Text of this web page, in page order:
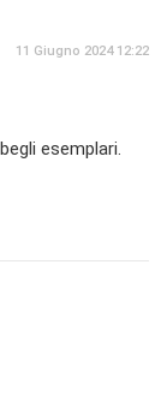
11 Giugno 2024 12:22
esemplari.